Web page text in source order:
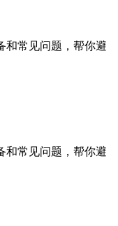
常见问题，帮你避
常见问题，帮你避